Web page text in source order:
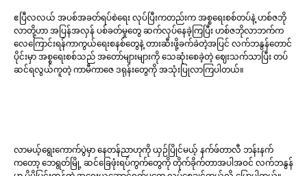
ဧပြီလလယ် အပစ်အခတ်ရပ်စဲရေး လုပ်ပြီးကတည်းက အစ္စရေးစစ်တပ်နဲ့ ဟစ်ဇဘို
လာတို့ဟာ အပြန်အလှန် ပစ်ခတ်မှုတွေ ဆက်လုပ်နေခဲ့ကြပြီး ဟစ်ဇဘိုလာဘက်က
လေကြောင်းရန်ကာကွယ်ရေးစနစ်တွေနဲ့ တားဆီးဖို့ခက်ခဲတဲ့အပြင် လက်ဘနွန်တောင်
ပိုင်းမှာ အစ္စရေးစစ်သည် အတော်များများကို သေဆုံးစေခဲ့တဲ့ ဈေးသက်သာပြီး တပ်
ဆင်ရလွယ်ကူတဲ့ ကာမီကာဇေ ဒရုန်းတွေကို အသုံးပြုလာကြပါတယ်။
လာမယ့်ရွေးကောက်ပွဲမှာ နေတန်ညာဟုကို ယှဉ်ပြိုင်မယ့် နက်ဖ်တာလီ ဘန်းနက်
ကတော့ ဘေရွတ်မြို့ ဆင်ခြေဖုံးရပ်ကွက်တွေကို တိုက်ခိုက်တာအပါအဝင် လက်ဘနွန်